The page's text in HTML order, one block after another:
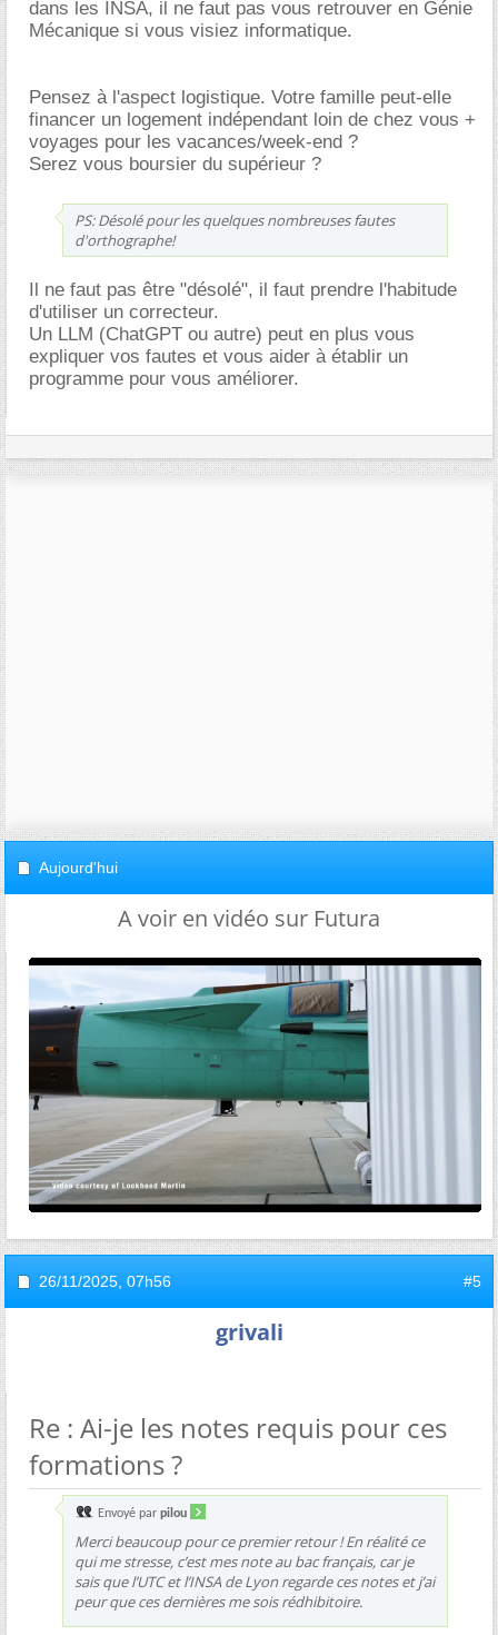
dans les INSA, il ne faut pas vous retrouver en Génie
Mécanique si vous visiez informatique.
Pensez à l'aspect logistique. Votre famille peut-elle
financer un logement indépendant loin de chez vous +
voyages pour les vacances/week-end ?
Serez vous boursier du supérieur ?
PS: Désolé pour les quelques nombreuses fautes
d'orthographe!
Il ne faut pas être "désolé", il faut prendre l'habitude
d'utiliser un correcteur.
Un LLM (ChatGPT ou autre) peut en plus vous
expliquer vos fautes et vous aider à établir un
programme pour vous améliorer.
Aujourd'hui
A voir en vidéo sur Futura
26/11/2025, 07h56 #5
grivali
Re : Ai-je les notes requis pour ces
formations ?
Envoyé par pilou
Merci beaucoup pour ce premier retour ! En réalité ce
qui me stresse, c’est mes note au bac français, car je
sais que l’UTC et l’INSA de Lyon regarde ces notes et j’ai
peur que ces dernières me sois rédhibitoire.